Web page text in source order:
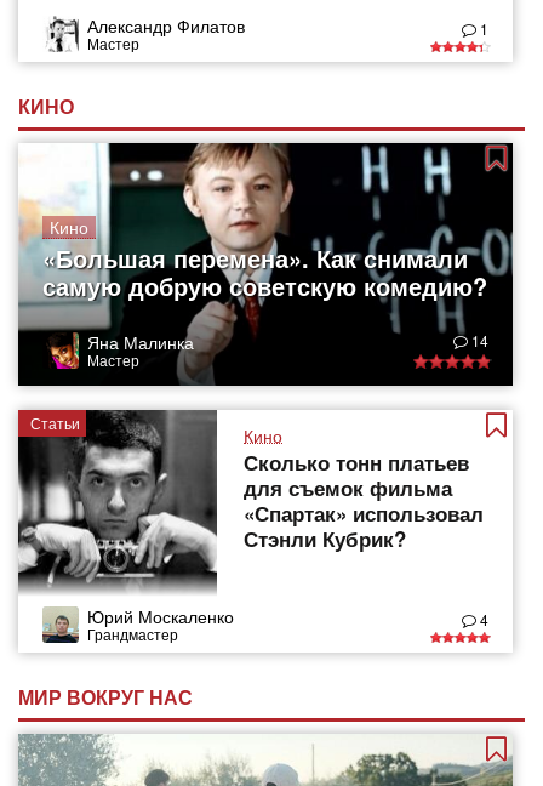
Александр Филатов
Мастер
1
КИНО
Кино
«Большая перемена». Как снимали
самую добрую советскую комедию?
Яна Малинка
Мастер
14
Статьи
Кино
Сколько тонн платьев
для съемок фильма
«Спартак» использовал
Стэнли Кубрик?
Юрий Москаленко
Грандмастер
4
МИР ВОКРУГ НАС